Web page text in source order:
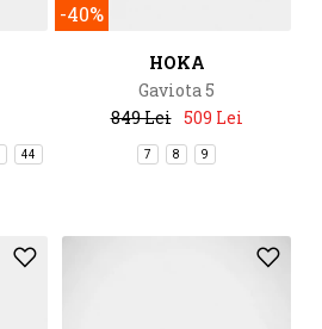
44
-40%
HOKA
Gaviota 5
849 Lei 509 Lei
7 8 9